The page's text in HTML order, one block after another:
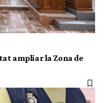
ampliar la Zona de